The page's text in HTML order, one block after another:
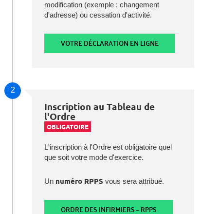
modification (exemple : changement
d'adresse) ou cessation d'activité.
VOTRE DÉCLARATION EN LIGNE
2
Inscription au Tableau de
l'Ordre
OBLIGATOIRE
L'inscription à l'Ordre est obligatoire quel
que soit votre mode d'exercice.
Un numéro RPPS vous sera attribué.
ORDRE DES INFIRMIERS – RPPS